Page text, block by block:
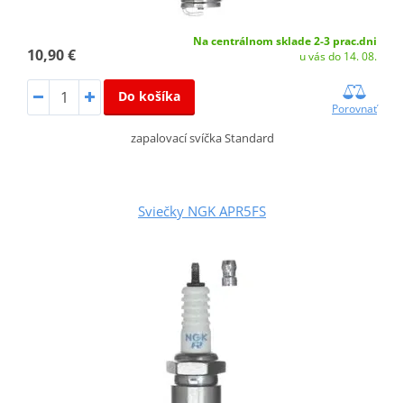
10,90 €
Na centrálnom sklade 2-3 prac.dni
u vás do 14. 08.
Do košíka
Porovnať
zapalovací svíčka Standard
Sviečky NGK APR5FS